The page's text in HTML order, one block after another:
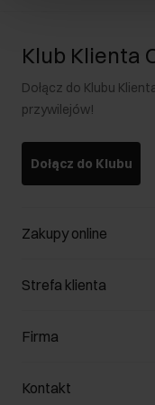
Klub Klienta
Dołącz do Klubu
przywilejów!
Dołącz do Klubu
Zakupy online
Zarządzaj cookies
Formy płatności
Jak dokonać zwrotu?
Strefa klienta
Klub Klienta
Zwróć produkty
Firma
O nas
Kontakt